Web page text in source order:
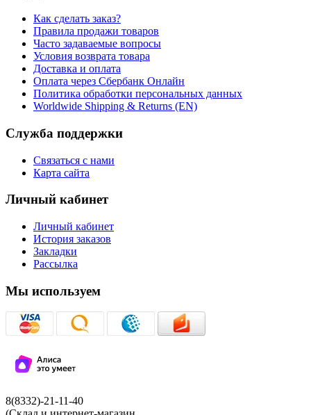
Как сделать заказ?
Правила продажи товаров
Часто задаваемые вопросы
Условия возврата товара
Доставка и оплата
Оплата через Сбербанк Онлайн
Политика обработки персональных данных
Worldwide Shipping & Returns (EN)
Служба поддержки
Связаться с нами
Карта сайта
Личный кабинет
Личный кабинет
История заказов
Закладки
Рассылка
Мы используем
8(8332)-21-11-40